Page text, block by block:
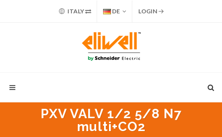
ITALY DE LOGIN
PXV VALV 1/2 5/8 N7
multi+CO2